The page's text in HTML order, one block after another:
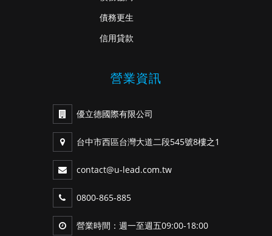
債務更生
信用貸款
營業資訊
優立德國際有限公司
台中市西區台灣大道二段545號8樓之1
contact@u-lead.com.tw
0800-865-885
營業時間：週一至週五09:00-18:00